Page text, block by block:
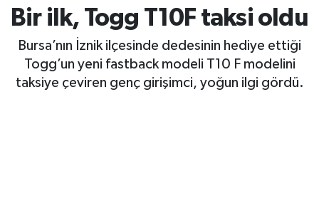
Bir ilk, Togg T10F taksi oldu
Bursa’nın İznik ilçesinde dedesinin hediye ettiği
Togg’un yeni fastback modeli T10 F modelini
taksiye çeviren genç girişimci, yoğun ilgi gördü.
Ekonomi
Genel
Güncel
Tüm Manşetler
Son Dakika Haberleri
Haber Arşivi